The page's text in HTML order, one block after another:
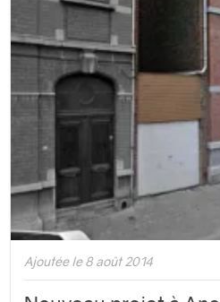
Ajoutée le 8 août 2014